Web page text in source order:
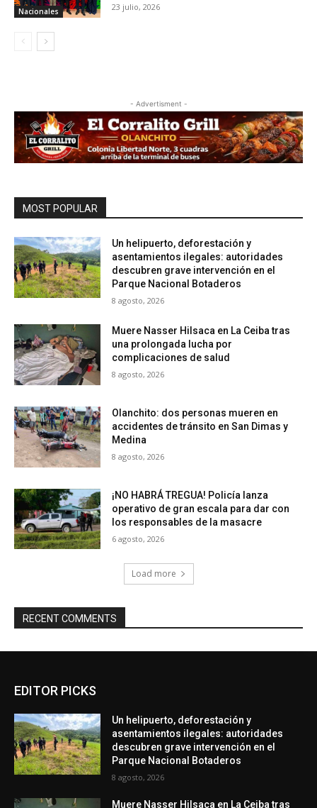
Nacionales 23 julio, 2026
- Advertisment -
MOST POPULAR
Un helipuerto, deforestación y
asentamientos ilegales: autoridades
descubren grave intervención en el
Parque Nacional Botaderos
8 agosto, 2026
Muere Nasser Hilsaca en La Ceiba tras
una prolongada lucha por
complicaciones de salud
8 agosto, 2026
Olanchito: dos personas mueren en
accidentes de tránsito en San Dimas y
Medina
8 agosto, 2026
¡NO HABRÁ TREGUA! Policía lanza
operativo de gran escala para dar con
los responsables de la masacre
6 agosto, 2026
Load more
RECENT COMMENTS
EDITOR PICKS
Un helipuerto, deforestación y
asentamientos ilegales: autoridades
descubren grave intervención en el
Parque Nacional Botaderos
8 agosto, 2026
Muere Nasser Hilsaca en La Ceiba tras